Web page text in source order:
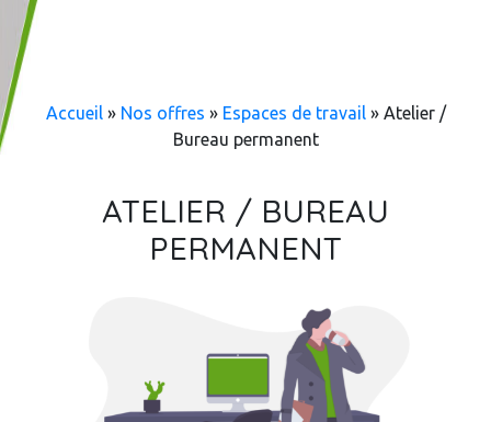
Accueil» Nos offres » Espaces de travail» Atelier /
Bureau permanent
ATELIER / BUREAU
PERMANENT